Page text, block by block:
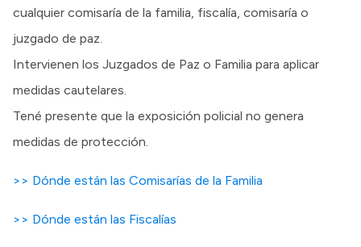
cualquier comisaría de la familia, fiscalía, comisaría o
juzgado de paz.
Intervienen los Juzgados de Paz o Familia para aplicar
medidas cautelares.
Tené presente que la exposición policial no genera
medidas de protección.
>> Dónde están las Comisarías de la Familia
>> Dónde están las Fiscalías